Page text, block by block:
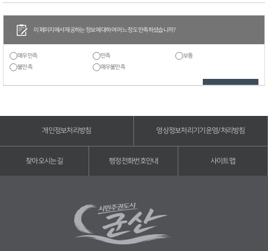
이 페이지에서 제공하는 정보에 대하여 어느 정도 만족하셨습니까?
매우만족 만족
보통
불만족
매우불만족
개인정보처리방침 영상정보처리기기운영/처리방침
찾아오시는길 행정전화번호안내 사이트맵